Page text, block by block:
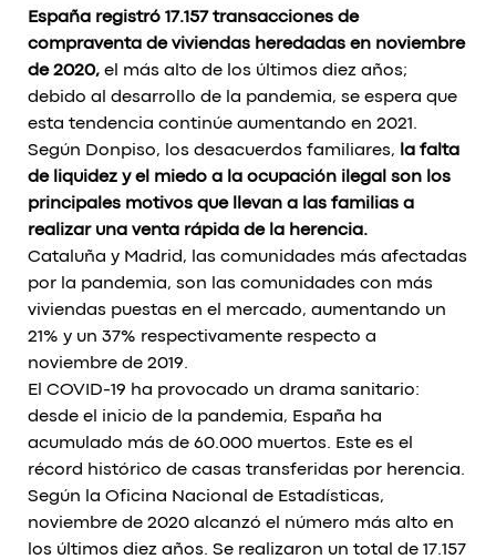
España registró 17.157 transacciones de
compraventa de viviendas heredadas en noviembre
de 2020, el más alto de los últimos diez años;
debido al desarrollo de la pandemia, se espera que
esta tendencia continúe aumentando en 2021.
Según Donpiso, los desacuerdos familiares, la falta
de liquidez y el miedo a la ocupación ilegal son los
principales motivos que llevan a las familias a
realizar una venta rápida de la herencia.
Cataluña y Madrid, las comunidades más afectadas
por la pandemia, son las comunidades con más
viviendas puestas en el mercado, aumentando un
21% y un 37% respectivamente respecto a
noviembre de 2019.
El COVID-19 ha provocado un drama sanitario:
desde el inicio de la pandemia, España ha
acumulado más de 60.000 muertos. Este es el
récord histórico de casas transferidas por herencia.
Según la Oficina Nacional de Estadísticas,
noviembre de 2020 alcanzó el número más alto en
los últimos diez años. Se realizaron un total de 17.157